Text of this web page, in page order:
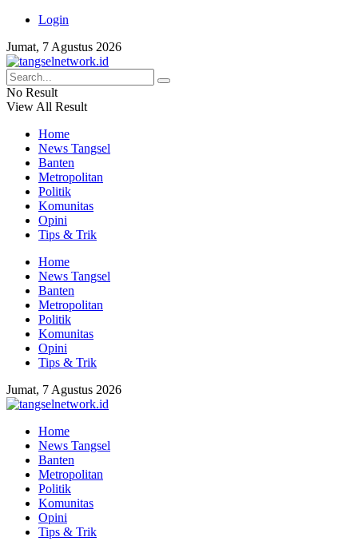
Login
Jumat, 7 Agustus 2026
No Result
View All Result
Home
News Tangsel
Banten
Metropolitan
Politik
Komunitas
Opini
Tips & Trik
Home
News Tangsel
Banten
Metropolitan
Politik
Komunitas
Opini
Tips & Trik
Jumat, 7 Agustus 2026
Home
News Tangsel
Banten
Metropolitan
Politik
Komunitas
Opini
Tips & Trik